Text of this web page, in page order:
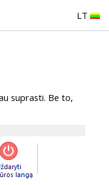
LT
suprasti. Be to,